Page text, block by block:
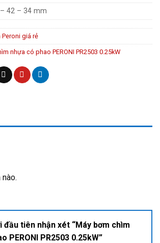
42 – 34 mm
Peroni giá rẻ
nhựa có phao PERONI PR2503 0.25kW
đầu tiên nhận xét “Máy bơm chìm
PERONI PR2503 0.25kW”